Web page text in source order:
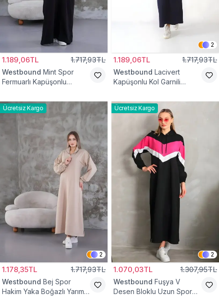
1.189,06TL 1.717,93TL
Westbound Mint Spor
Fermuarlı Kapüşonlu
2
1.189,06TL 1.717,93TL
Westbound Lacivert
Kapüşonlu Kol Garnili
Ücretsiz Kargo
2
1.178,35TL 1.717,93TL
Westbound Bej Spor
Hakim Yaka Boğazlı Yarım
Ücretsiz Kargo
2
1.070,03TL 1.307,95TL
Westbound Fuşya V
Desen Bloklu Uzun Spor